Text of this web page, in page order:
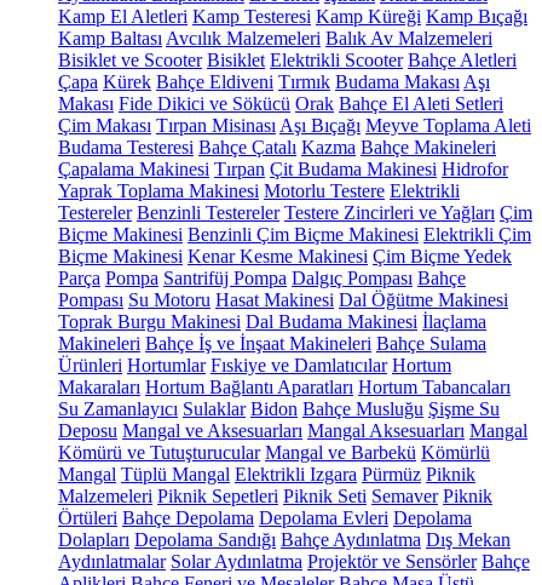
Kamp El Aletleri Kamp Testeresi Kamp Küreği Kamp Bıçağı
Kamp Baltası Avcılık Malzemeleri Balık Av Malzemeleri
Bisiklet ve Scooter Bisiklet Elektrikli Scooter Bahçe Aletleri
Çapa Kürek Bahçe Eldiveni Tırmık Budama Makası Aşı
Makası Fide Dikici ve Sökücü Orak Bahçe El Aleti Setleri
Çim Makası Tırpan Misinası Aşı Bıçağı Meyve Toplama Aleti
Budama Testeresi Bahçe Çatalı Kazma Bahçe Makineleri
Çapalama Makinesi Tırpan Çit Budama Makinesi Hidrofor
Yaprak Toplama Makinesi Motorlu Testere Elektrikli
Testereler Benzinli Testereler Testere Zincirleri ve Yağları Çim
Biçme Makinesi Benzinli Çim Biçme Makinesi Elektrikli Çim
Biçme Makinesi Kenar Kesme Makinesi Çim Biçme Yedek
Parça Pompa Santrifüj Pompa Dalgıç Pompası Bahçe
Pompası Su Motoru Hasat Makinesi Dal Öğütme Makinesi
Toprak Burgu Makinesi Dal Budama Makinesi İlaçlama
Makineleri Bahçe İş ve İnşaat Makineleri Bahçe Sulama
Ürünleri Hortumlar Fıskiye ve Damlatıcılar Hortum
Makaraları Hortum Bağlantı Aparatları Hortum Tabancaları
Su Zamanlayıcı Sulaklar Bidon Bahçe Musluğu Şişme Su
Deposu Mangal ve Aksesuarları Mangal Aksesuarları Mangal
Kömürü ve Tutuşturucular Mangal ve Barbekü Kömürlü
Mangal Tüplü Mangal Elektrikli Izgara Pürmüz Piknik
Malzemeleri Piknik Sepetleri Piknik Seti Semaver Piknik
Örtüleri Bahçe Depolama Depolama Evleri Depolama
Dolapları Depolama Sandığı Bahçe Aydınlatma Dış Mekan
Aydınlatmalar Solar Aydınlatma Projektör ve Sensörler Bahçe